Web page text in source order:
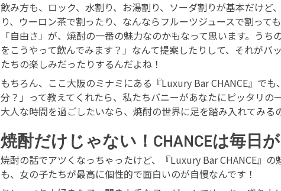
飲み方も、ロック、水割り、お湯割り、ソーダ割りが基本だけ
り、ウーロン茶で割ったり、なんならフルーツジュースで割っ
「自由さ」が、焼酎の一番の魅力なのかもなって思います。う
をこうやって飲んでみます？」なんて提案したりして、それが
たちの楽しみだったりするんだよね！
もちろん、ここ大阪のミナミにある『Luxury Bar CHANCE』で
分？」って教えてくれたら、私たちバニーがあなたにピッタリ
大人な時間を過ごしたいなら、焼酎の世界に足を踏み入れてみる
焼酎だけじゃない！CHANCEは毎日
焼酎の話でアツくなっちゃったけど、『Luxury Bar CHANCE』
も、女の子たちが最高に個性的で面白いのが自慢なんです！